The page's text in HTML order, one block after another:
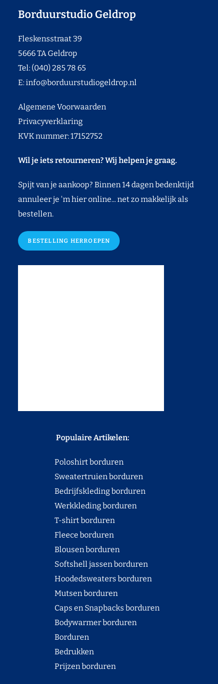
Borduurstudio Geldrop
Fleskensstraat 39
5666 TA Geldrop
Tel: (040) 285 78 65
E:info@borduurstudiogeldrop.nl
Algemene Voorwaarden
Privacyverklaring
KVK nummer: 17152752
Wil je iets retourneren? Wij helpen je graag.
Spijt van je aankoop? Binnen 14 dagen bedenktijd
annuleer je 'm hier online... net zo makkelijk als
bestellen.
BESTELLING HERROEPEN
Populaire Artikelen:
Poloshirt borduren
Sweatertruien borduren
Bedrijfskleding borduren
Werkkleding borduren
T-shirt borduren
Fleece borduren
Blousen borduren
Softshell jassen borduren
Hoodedsweaters borduren
Mutsen borduren
Caps en Snapbacks borduren
Bodywarmer borduren
Borduren
Bedrukken
Prijzen borduren